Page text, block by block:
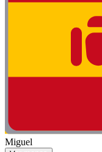
Miguel